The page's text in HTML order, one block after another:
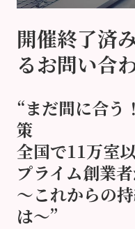
開催終了済
るお問い合
“まだ間に合う
策
全国で11万室
プライム創業
～これからの
は～”